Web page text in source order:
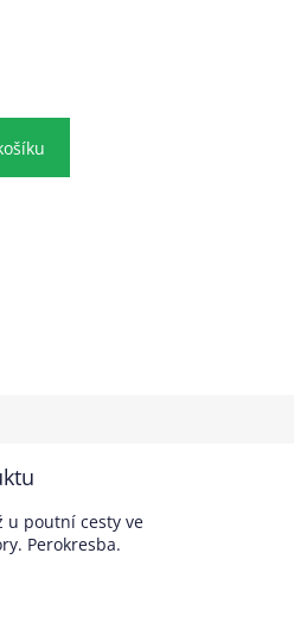
u poutní cesty ve
Perokresba.